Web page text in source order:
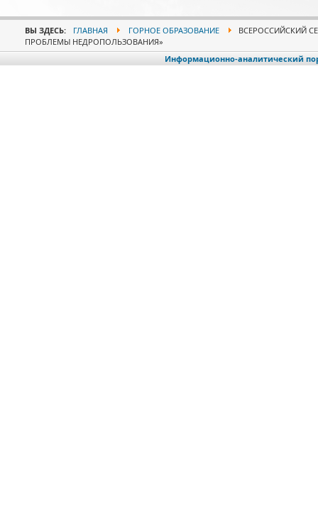
ВЫ ЗДЕСЬ: ГЛАВНАЯ ГОРНОЕ ОБРАЗОВАНИЕ
ВСЕРОССИЙСКИЙ
ПРОБЛЕМЫ НЕДРОПОЛЬЗОВАНИЯ»
Информационно-аналитический